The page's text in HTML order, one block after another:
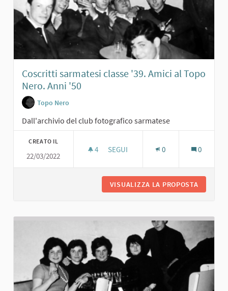
Coscritti sarmatesi classe '39. Amici al Topo
Nero. Anni '50
Topo Nero
Dall'archivio del club fotografico sarmatese
CREATO IL
22/03/2022
4 4 SOSTENITORI
SEGUI 0 0
VISUALIZZA LA PROPOSTA